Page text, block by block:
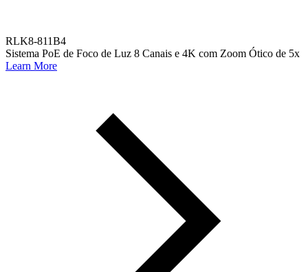
RLK8-811B4
Sistema PoE de Foco de Luz 8 Canais e 4K com Zoom Ótico de 5x
Learn More